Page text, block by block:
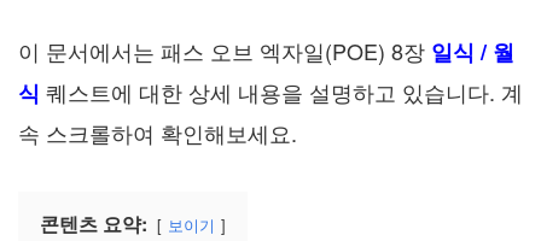
이 문서에서는 패스 오브 엑자일(POE) 8장 일식 / 월
식 퀘스트에 대한 상세 내용을 설명하고 있습니다. 계
속 스크롤하여 확인해보세요.
콘텐츠 요약: 보이기